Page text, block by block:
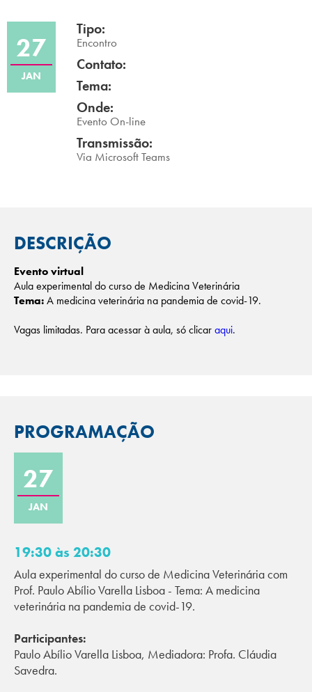
Atendimento (21) 2574 8888
Conclua sua Matrícula
INSCREVA-SE
27
JAN
Tipo:
Encontro
Contato:
Tema:
Onde:
Evento On-line
Transmissão:
Via Microsoft Teams
DESCRIÇÃO
Evento virtual
Aula experimental do curso de Medicina Veterinária
Tema:A medicina veterinária na pandemia de covid-19.
Vagas limitadas. Para acessar à aula, só clicaraqui.
PROGRAMAÇÃO
27
JAN
19:30 às 20:30
Aula experimental do curso de Medicina Veterinária com
Prof. Paulo Abílio Varella Lisboa - Tema: A medicina
veterinária na pandemia de covid-19.
Participantes:
Paulo Abílio Varella Lisboa, Mediadora: Profa. Cláudia
Savedra.